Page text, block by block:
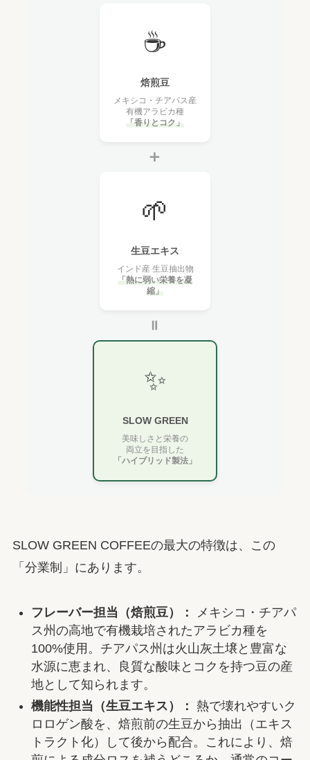
☕
焙煎豆
メキシコ・チアパス産
有機アラビカ種
「香りとコク」
＋
🌱
生豆エキス
インド産 生豆抽出物
「熱に弱い栄養を凝
縮」
＝
✨
SLOW GREEN
美味しさと栄養の
両立を目指した
「ハイブリッド製法」
SLOW GREEN COFFEEの最大の特徴は、この
「分業制」にあります。
フレーバー担当（焙煎豆）：
メキシコ・チアパ
ス州の高地で有機栽培されたアラビカ種を
100%使用。チアパス州は火山灰土壌と豊富な
水源に恵まれ、良質な酸味とコクを持つ豆の産
地として知られます。
機能性担当（生豆エキス）： 熱で壊れやすいク
ロロゲン酸を、焙煎前の生豆から抽出（エキス
トラクト化）して後から配合。これにより、焙